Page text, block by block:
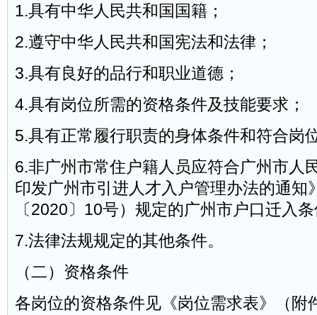
1.具有中华人民共和国国籍；
2.遵守中华人民共和国宪法和法律；
3.具有良好的品行和职业道德；
4.具有岗位所需的资格条件及技能要求；
5.具有正常履行职责的身体条件和符合岗
6.非广州市常住户籍人员应符合广州市人
印发广州市引进人才入户管理办法的通知
〔2020〕10号）规定的广州市户口迁入
7.法律法规规定的其他条件。
（二）资格条件
各岗位的资格条件见《岗位需求表》（附